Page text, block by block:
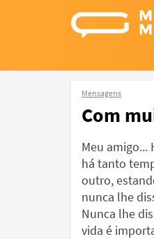
Mensagens
Com
Meu
há tanto
outro,
nunca lhe
Nunca lhe
vida é